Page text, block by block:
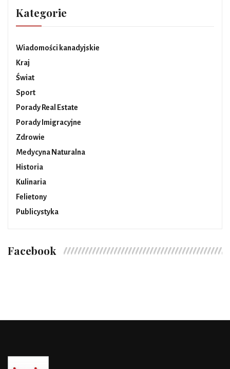
Kategorie
Wiadomości kanadyjskie
Kraj
Świat
Sport
Porady Real Estate
Porady Imigracyjne
Zdrowie
Medycyna Naturalna
Historia
Kulinaria
Felietony
Publicystyka
Facebook